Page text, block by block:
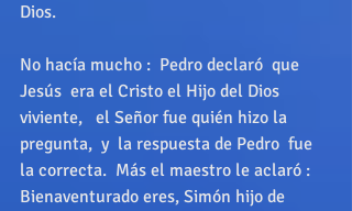
Dios.
No hacía mucho :  Pedro declaró  que
Jesús  era el Cristo el Hijo del Dios
viviente,   el Señor fue quién hizo la
pregunta,  y  la respuesta de Pedro  fue
la correcta.  Más el maestro le aclaró :
Bienaventurado eres, Simón hijo de